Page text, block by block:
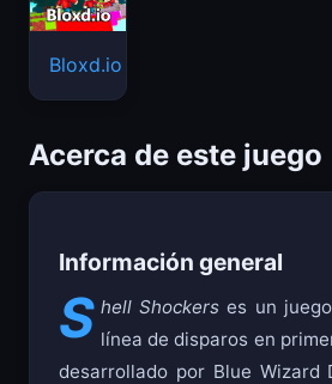
Bloxd.io
Acerca de este juego
Información general
S hell Shockerses un
línea de disparos en
desarrollado por Blue Wizard